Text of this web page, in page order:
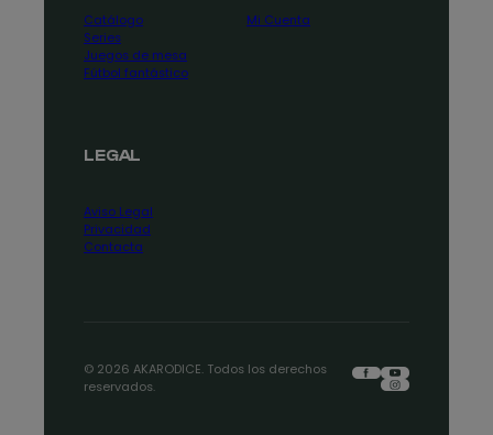
Catálogo
Series
Juegos de mesa
Fútbol fantástico
Mi Cuenta
LEGAL
Aviso Legal
Privacidad
Contacta
© 2026 AKARODICE. Todos los derechos
reservados.
Facebook
YouTube
Instagram